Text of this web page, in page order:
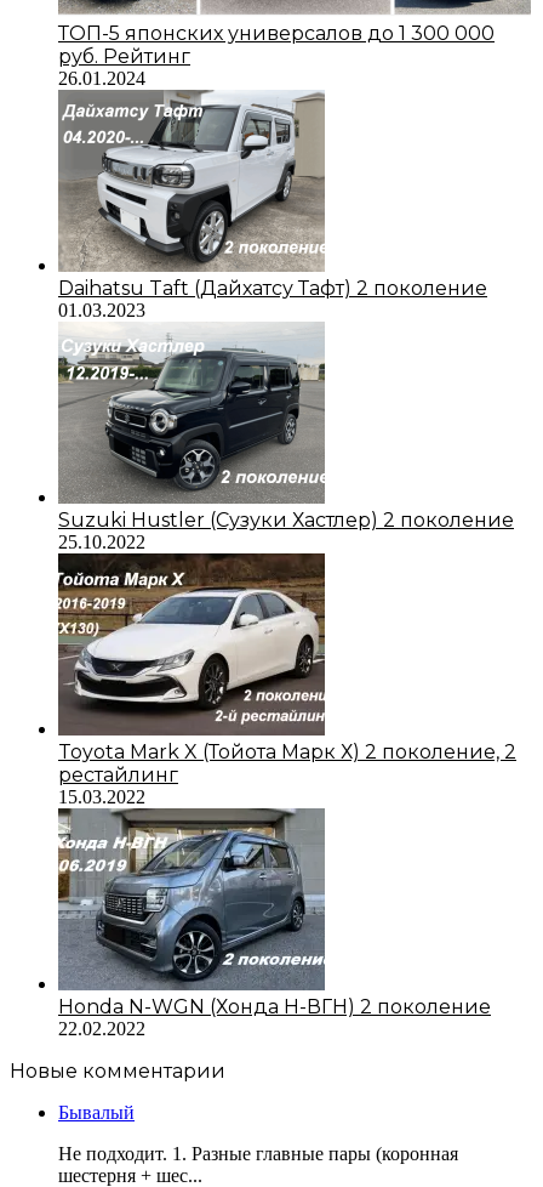
ТОП-5 японских универсалов до 1 300 000
руб. Рейтинг
26.01.2024
Daihatsu Taft (Дайхатсу Тафт) 2 поколение
01.03.2023
Suzuki Hustler (Сузуки Хастлер) 2 поколение
25.10.2022
Toyota Mark X (Тойота Марк Х) 2 поколение, 2
рестайлинг
15.03.2022
Honda N-WGN (Хонда Н-ВГН) 2 поколение
22.02.2022
Новые комментарии
Бывалый
Не подходит. 1. Разные главные пары (коронная
шестерня + шес...